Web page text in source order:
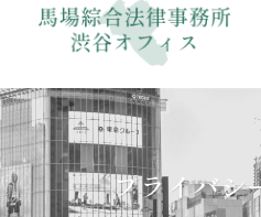
プライバシ